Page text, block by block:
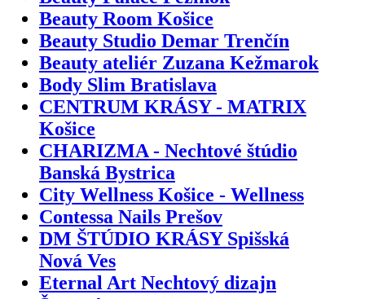
Beauty Room Košice
Beauty Studio Demar Trenčín
Beauty ateliér Zuzana Kežmarok
Body Slim Bratislava
CENTRUM KRÁSY - MATRIX
Košice
CHARIZMA - Nechtové štúdio
Banská Bystrica
City Wellness Košice - Wellness
Contessa Nails Prešov
DM ŠTÚDIO KRÁSY Spišská
Nová Ves
Eternal Art Nechtový dizajn